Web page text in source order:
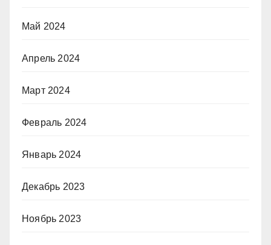
Май 2024
Апрель 2024
Март 2024
Февраль 2024
Январь 2024
Декабрь 2023
Ноябрь 2023